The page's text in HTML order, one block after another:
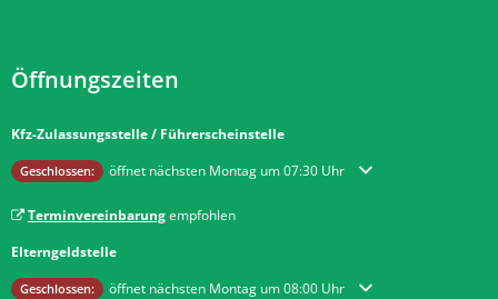
Öffnungszeiten
Kfz-Zulassungsstelle / Führerscheinstelle
Klicken, um weitere Öffnungs- oder Schließzeiten auszublenden
Geschlossen: öffnet nächsten Montag um 07:30 Uhr
Terminvereinbarungempfohlen
Elterngeldstelle
Klicken, um weitere Öffnungs- oder Schließzeiten auszublenden
Geschlossen: öffnet nächsten Montag um 08:00 Uhr